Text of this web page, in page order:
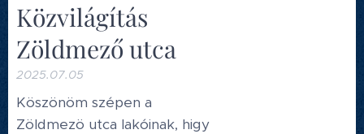
Közvilágítás
Zöldmező utca
2025.07.05
Köszönöm szépen a
Zöldmezö utca lakóinak, higy